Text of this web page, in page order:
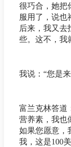
很巧合，她把
服用了，说也
后来，我又去
些。这不，我
我说：“您是
富兰克林答道
营养素，我也
如果您愿意，
我，这是100